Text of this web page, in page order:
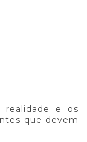
e os
que devem